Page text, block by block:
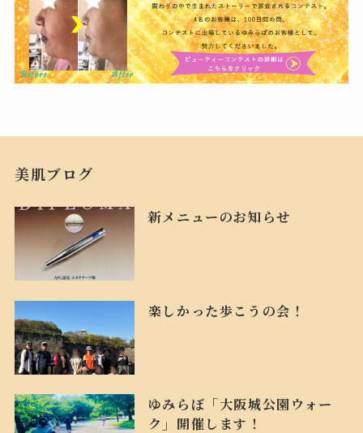
美肌ブログ
新メニューのお知らせ
楽しかった歩こうの会！
ゆみらぼ「大阪城公園ウォー
ク」開催します！